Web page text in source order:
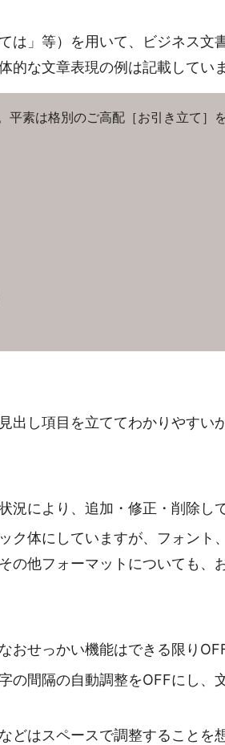
は」等）を用いて、ビジネス文
な文章表現の例は記載してい
素は格別のご高配［お引き立て］
出し項目を立ててわかりやすい
により、追加・修正・削除し
ク体にしていますが、フォント
の他フォーマットについても、
せっかい機能はできる限り
の間隔の自動調整をOFFにし、
はスペースで調整することを